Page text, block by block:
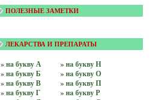
ПОЛЕЗНЫЕ ЗАМЕТКИ
ЛЕКАРСТВА И ПРЕПАРАТЫ
» нa букву А
» нa букву Б
» нa букву В
» нa букву Г
» нa букву Н
» нa букву О
» нa букву П
» нa букву Р